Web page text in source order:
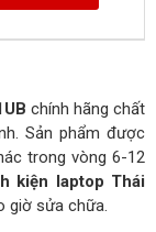
chính hãng chất
Sản phẩm được
trong vòng 6-12
kiện laptop Thái
giờ sửa chữa.